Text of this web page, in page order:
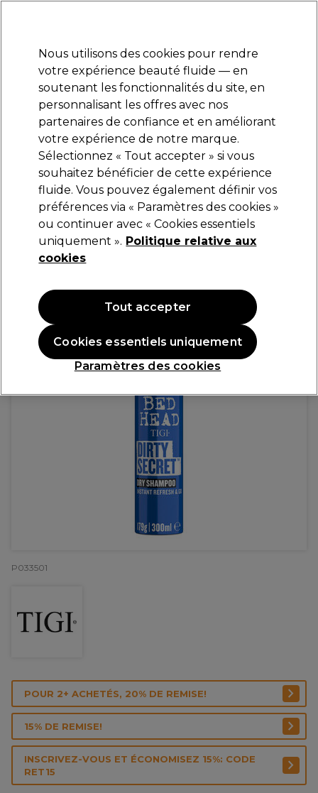
Se connecter
Marques Bons plans Coiffure Electro et Matériel
Livraison et délais
lire la suite
Tigi Bed Head Dirty Secret Shampooing Sec
Rafraîchissant Instantané 300ml
17,17 €20,20 €
OFFRE EN LIGNE
P033501
POUR 2+ ACHETÉS, 20% DE REMISE!
15% DE REMISE!
INSCRIVEZ-VOUS ET ÉCONOMISEZ 15%: CODE
RET15
Nous utilisons des cookies pour rendre
votre expérience beauté fluide — en
soutenant les fonctionnalités du site, en
personnalisant les offres avec nos
partenaires de confiance et en améliorant
votre expérience de notre marque.
Sélectionnez « Tout accepter » si vous
souhaitez bénéficier de cette expérience
fluide. Vous pouvez également définir vos
préférences via « Paramètres des cookies »
ou continuer avec « Cookies essentiels
uniquement ». Politique relative aux
cookies
Paramètres des cookies
Cookies essentiels uniquement
Tout accepter